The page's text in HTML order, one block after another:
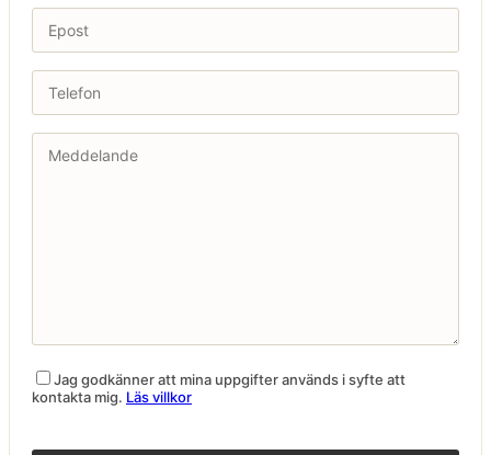
Jag godkänner att mina uppgifter används i syfte att
kontakta mig. Läs villkor